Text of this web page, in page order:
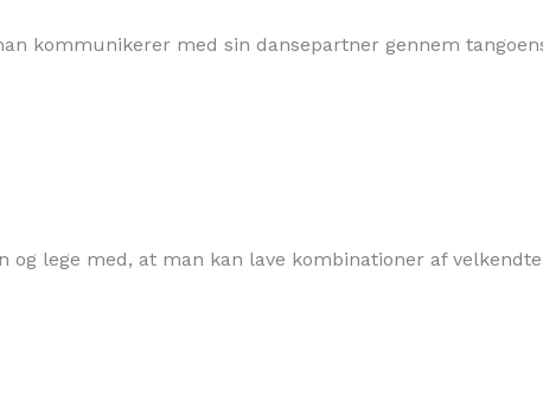
kommunikerer med sin dansepartner gennem
lege med, at man kan lave kombinationer af